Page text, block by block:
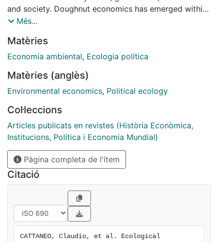
and society. Doughnut economics has emerged within
ecological economics, aiming to ensure a good life for
operationalized at multiple scales and across diverse
contexts and has been adopted in over forty cities
Barcelona embraced doughnut economics through a
consortium of civil servants, academics, and local
participatory events and the development of tailored
doughnut economics tools for cities and governments,
culminating in the creation of Barcelona's Portrait and
a set of civil society proposals to move forward. (...)
Més...
Matèries
Economia ambiental, Ecologia política
Matèries (anglès)
Environmental economics, Political ecology
Col·leccions
Articles publicats en revistes (Història Econòmica,
Institucions, Política i Economia Mundial)
Pàgina completa de l'ítem
Citació
CATTANEO, Claudio, et al. Ecological